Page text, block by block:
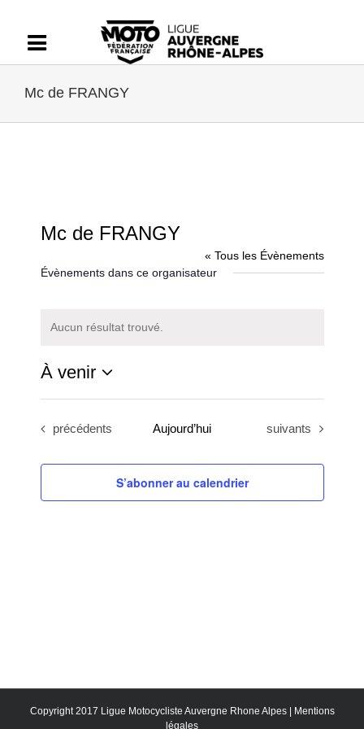
contenu
Mc de FRANGY
Mc de FRANGY
« Tous les Évènements
Évènements dans ce organisateur
Notice
Aucun résultat trouvé.
À venir
Sélectionnez
uneÉvènements
précédents Aujourd’hui Évènements
suivants
S’abonner au calendrier
Copyright 2017 Ligue Motocycliste Auvergne Rhone Alpes |
Mentions
légales